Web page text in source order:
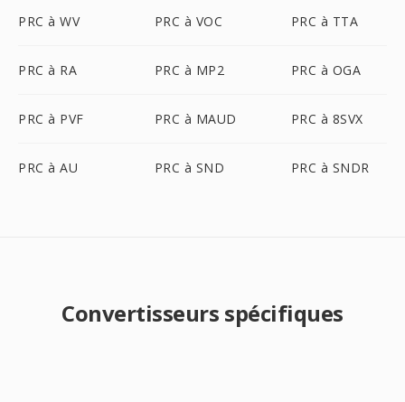
PRC à WV PRC à VOC PRC à TTA
PRC à RA PRC à MP2 PRC à OGA
PRC à PVF PRC à MAUD PRC à 8SVX
PRC à AU PRC à SND PRC à SNDR
Convertisseurs spécifiques